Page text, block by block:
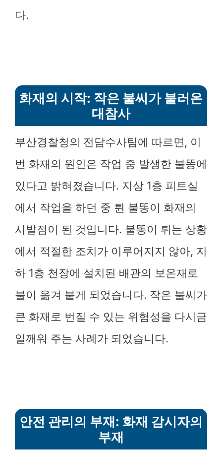
다.
화재의 시작: 작은 불씨가 불러온
대참사
부산경찰청의 전담수사팀에 따르면, 이
번 화재의 원인은 작업 중 발생한 불똥에
있다고 밝혀졌습니다. 지상 1층 피트실
에서 작업을 하던 중 튄 불똥이 화재의
시발점이 된 것입니다. 불똥이 튀는 상황
에서 적절한 조치가 이루어지지 않아, 지
하 1층 천장에 설치된 배관의 보온재로
불이 옮겨 붙게 되었습니다. 작은 불씨가
큰 화재로 번질 수 있는 위험성을 다시금
일깨워 주는 사례가 되었습니다.
안전 관리의 부재: 화재 감시자의
부재